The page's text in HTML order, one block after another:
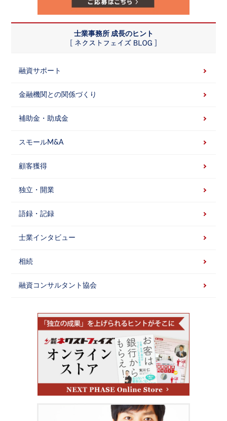
士業事務所 成長のヒント
融資サポート
金融機関との関係づくり
補助金・助成金
スモールM&A
顧客獲得
独立・開業
語録・記録
士業インタビュー
相続
融資コンサルタント協会